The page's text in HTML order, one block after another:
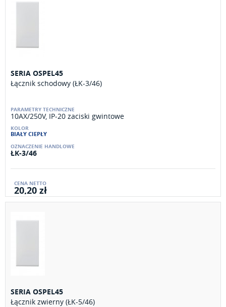
SERIA OSPEL45
Łącznik schodowy (ŁK-3/46)
10AX/250V, IP-20 zaciski gwintowe
BIAŁY CIEPŁY
ŁK-3/46
20,20 zł
SERIA OSPEL45
Łącznik zwierny (ŁK-5/46)